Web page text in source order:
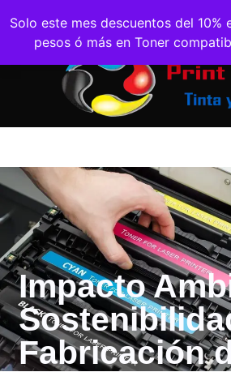
Solo este mes descuentos del 10%
pesos ó más en Toner
Impacto
Fabricación